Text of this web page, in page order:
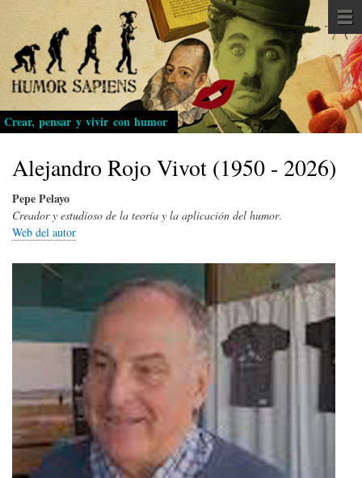
Pasar
al
contenido
principal
Crear, pensar y vivir con humor
Alejandro Rojo Vivot (1950 - 2026)
Pepe Pelayo
Creador y estudioso de la teoría y la aplicación del humor.
Web del autor